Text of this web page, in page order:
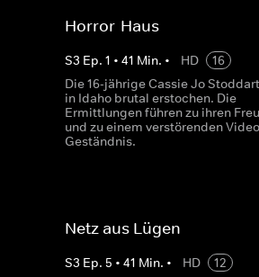
Horror-Haus
S3 Ep. 1 • 41 Min. • HD
16
Die 16-jährige Cassie Jo
in Idaho brutal erstochen. Die
Ermittlungen führen zu ihren
und zu einem verstörenden
Geständnis.
Netz aus Lügen
S3 Ep. 5 • 41 Min. • HD
12